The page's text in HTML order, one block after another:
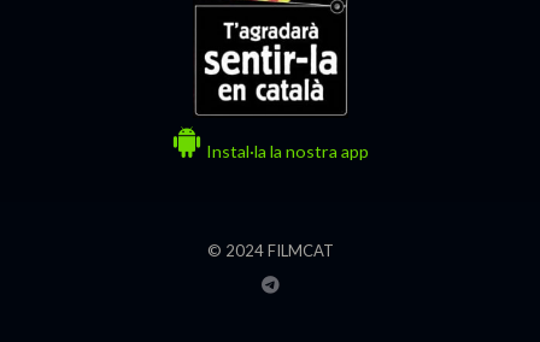
Instal·la la nostra app
© 2024 FILMCAT